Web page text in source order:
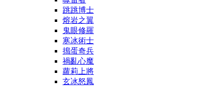
跳跳博士
熔岩之翼
鬼眼修羅
寒冰術士
搗蛋奇兵
禍亂心魔
蘿莉上將
玄冰怒鳳